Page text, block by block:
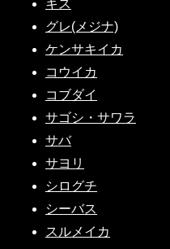
キス
グレ(メジナ)
ケンサキイカ
コウイカ
コブダイ
サゴシ・サワラ
サバ
サヨリ
シログチ
シーバス
スルメイカ